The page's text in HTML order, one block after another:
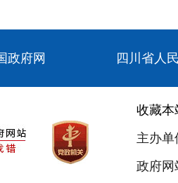
政府网 四川省人
收藏本
主办
政府网